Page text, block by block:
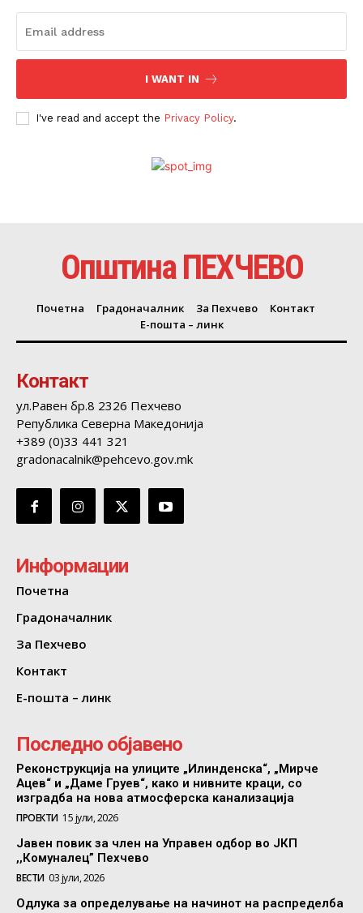
I WANT IN
I've read and accept the Privacy Policy.
Општина ПЕХЧЕВО
Почетна Градоначалник За Пехчево
Контакт
Е-пошта – линк
Контакт
ул.Равен бр.8 2326 Пехчево
Република Северна Македонија
+389 (0)33 441 321
gradonacalnik@pehcevo.gov.mk
Информации
Почетна
Градоначалник
За Пехчево
Контакт
Е-пошта – линк
Последно објавено
Реконструкција на улиците „Илинденска“, „Мирче
Ацев“ и „Даме Груев“, како и нивните краци, со
изградба на нова атмосферска канализација
ПРОЕКТИ 15 јули, 2026
Јавен повик за член на Управен одбор во ЈКП
,,Комуналец” Пехчево
ВЕСТИ 03 јули, 2026
Одлука за определување на начинот на распределба